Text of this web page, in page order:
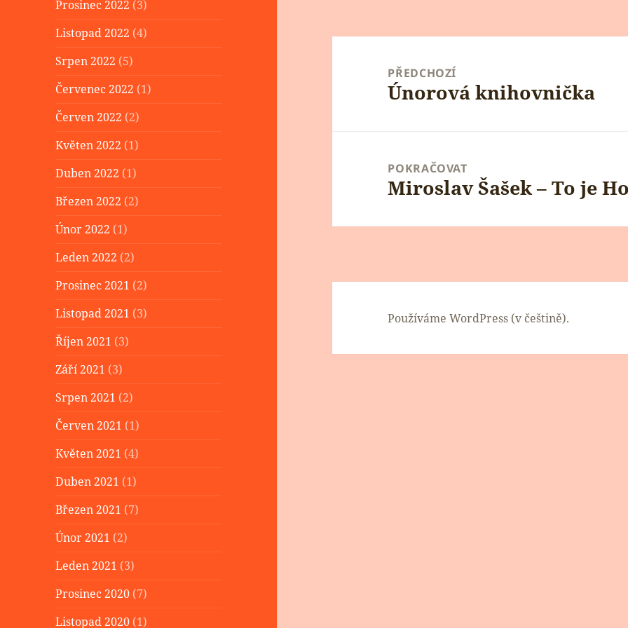
Prosinec 2022 (3)
Listopad 2022 (4)
Srpen 2022 (5)
Červenec 2022 (1)
Červen 2022 (2)
Květen 2022 (1)
Duben 2022 (1)
Březen 2022 (2)
Únor 2022 (1)
Leden 2022 (2)
Prosinec 2021 (2)
Listopad 2021 (3)
Říjen 2021 (3)
Září 2021 (3)
Srpen 2021 (2)
Červen 2021 (1)
Květen 2021 (4)
Duben 2021 (1)
Březen 2021 (7)
Únor 2021 (2)
Leden 2021 (3)
Prosinec 2020 (7)
Listopad 2020 (1)
příspěvek
PŘEDCHOZÍ
Předchozí
Únorová knihovnička
POKRAČOVAT
Následující
Miroslav Šašek – To je
Používáme WordPress (v češtině).